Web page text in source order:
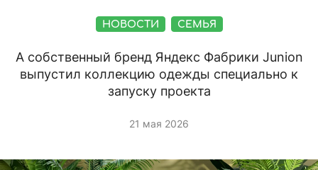
НОВОСТИ СЕМЬЯ
А собственный бренд Яндекс Фабрики Junion
выпустил коллекцию одежды специально к
запуску проекта
21 мая 2026